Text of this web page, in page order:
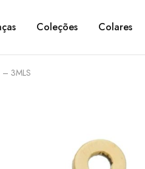
Coleções Colares
– 3MLS